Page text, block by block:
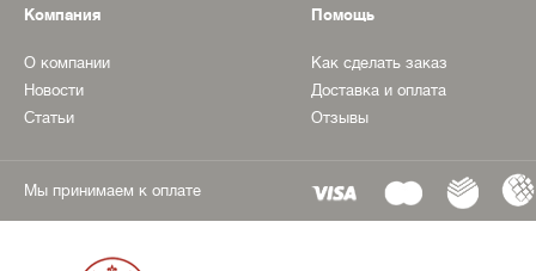
Компания
О компании
Новости
Статьи
Помощь
Как сделать заказ
Доставка и оплата
Отзывы
Мы принимаем к оплате